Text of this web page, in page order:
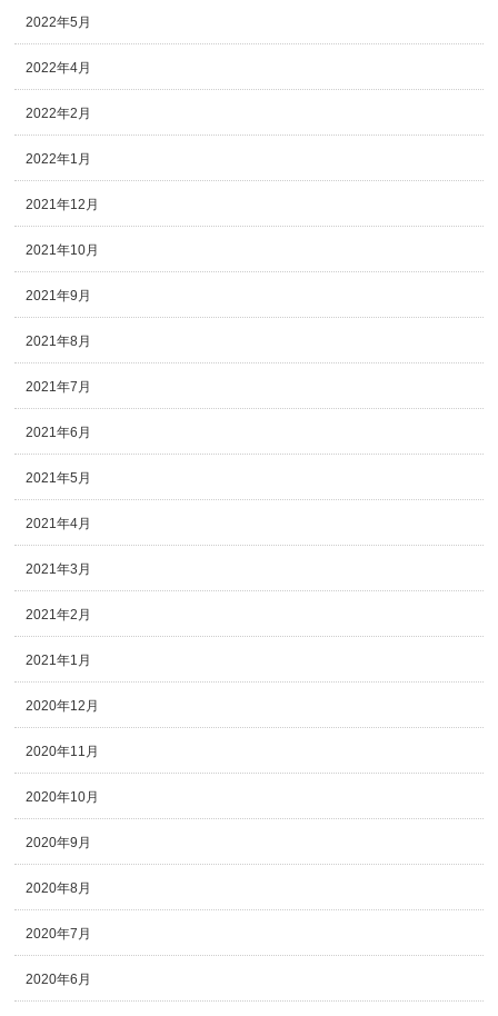
2022年5月
2022年4月
2022年2月
2022年1月
2021年12月
2021年10月
2021年9月
2021年8月
2021年7月
2021年6月
2021年5月
2021年4月
2021年3月
2021年2月
2021年1月
2020年12月
2020年11月
2020年10月
2020年9月
2020年8月
2020年7月
2020年6月